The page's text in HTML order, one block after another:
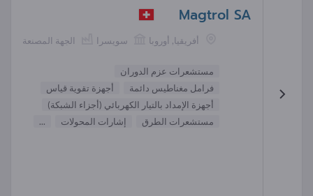
Magtrol SA
الجهة المصنعة سويسرا أفريقيا, أوروبا
مستشعرات عزم الدوران
فرامل مغناطيس دائمة
أجهزة تقوية قياس
أجهزة الإمداد بالتيار الكهربائي (أجزاء الشبكة)
مستشعرات الطرق
إشارات المحولات ...